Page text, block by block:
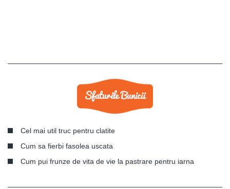
Cel mai util truc pentru clatite
Cum sa fierbi fasolea uscata
Cum pui frunze de vita de vie la pastrare pentru iarna